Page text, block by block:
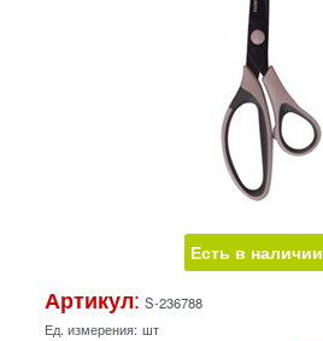
Есть в наличии
Артикул: S-236788
Ед. измерения: шт